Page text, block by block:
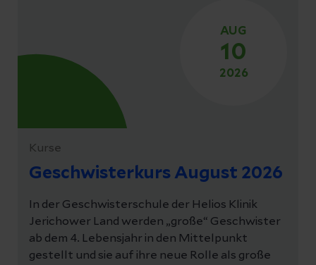
AUG
10
2026
Kurse
Geschwisterkurs August 2026
In der Geschwisterschule der Helios Klinik
Jerichower Land werden „große“ Geschwister
ab dem 4. Lebensjahr in den Mittelpunkt
gestellt und sie auf ihre neue Rolle als große